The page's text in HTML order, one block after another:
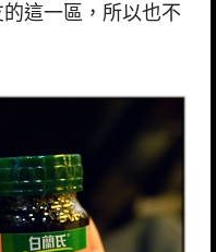
這一區，所以也不